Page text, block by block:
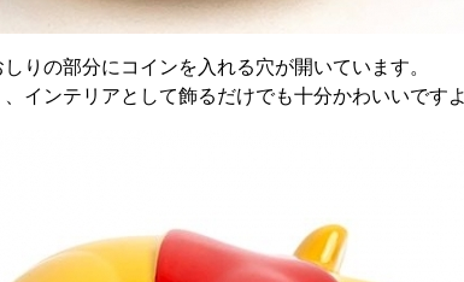
りの部分にコインを入れる穴が開いています。
インテリアとして飾るだけでも十分かわいいです